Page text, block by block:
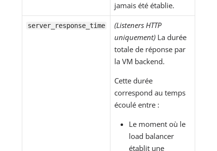
jamais été établie.
server_response_time
(Listeners HTTP
uniquement)La durée
totale de réponse par
la VM backend.
Cette durée
correspond au temps
écoulé entre :
Le moment où le
load balancer
établit une